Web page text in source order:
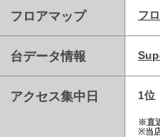
フロアマップ フ
台データ情報
アクセス集中日 1位
※直
※当